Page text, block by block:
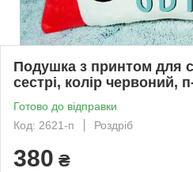
Подушка з принтом для
сестрі, колір червоний,
Готово до відправки
Код: 2621-п
Роздріб
380 ₴